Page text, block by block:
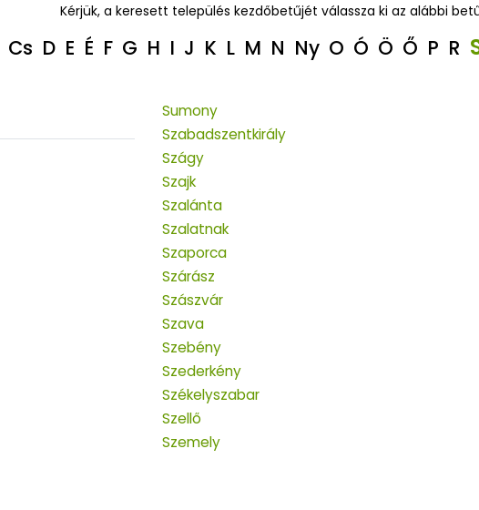
Kérjük, a keresett település kezdőbetűjét válassza ki az alábbi
Cs D E É F G H I J K L M N Ny O Ó Ö Ő P R
Sumony
Szabadszentkirály
Szágy
Szajk
Szalánta
Szalatnak
Szaporca
Szárász
Szászvár
Szava
Szebény
Szederkény
Székelyszabar
Szellő
Szemely